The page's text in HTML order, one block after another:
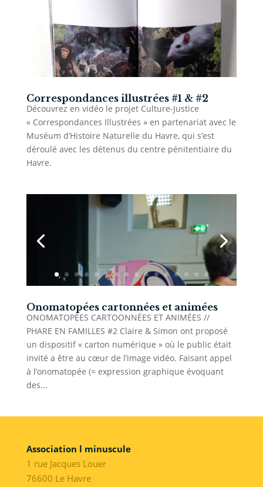
Correspondances illustrées #1 & #2
Découvrez en vidéo le projet Culture-Justice
« Correspondances Illustrées » en partenariat avec le
Muséum d’Histoire Naturelle du Havre, qui s’est
déroulé avec les détenus du centre pénitentiaire du
Havre.
Onomatopées cartonnées et animées
ONOMATOPÉES CARTOONNÉES ET ANIMÉES //
PHARE EN FAMILLES #2 Claire & Simon ont proposé
un dispositif « carton numérique » où le public était
invité a être au cœur de l’image vidéo. Faisant appel
à l’onomatopée (= expression graphique évoquant
des...
Association l minuscule
1 rue Jacques Louer
76600 Le Havre